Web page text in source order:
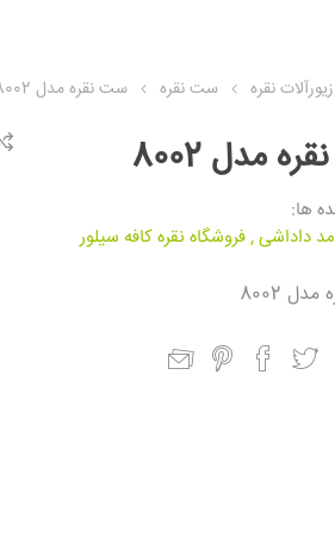
زیورآلات نقره ست نقره ست نقره مدل 8002
مدل 8002
ها:
داداشی,فروشگاه نقره کافه سیلور
8002